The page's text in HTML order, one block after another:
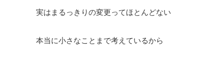
実はまるっきりの変更ってほとんどない
本当に小さなことまで考えているから